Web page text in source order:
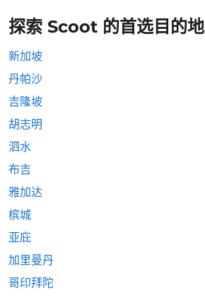
探索 Scoot 的首选目的地
新加坡
丹帕沙
吉隆坡
胡志明
泗水
布吉
雅加达
槟城
亚庇
加里曼丹
哥印拜陀